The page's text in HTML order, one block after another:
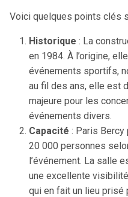
Voici quelques points clés
Historique : La
en 1984. À l’origine,
événements sportifs,
au fil des ans, elle est
majeure pour les
événements divers.
Capacité : Paris Bercy
20 000 personnes
l’événement. La salle
une excellente
qui en fait un lieu prisé